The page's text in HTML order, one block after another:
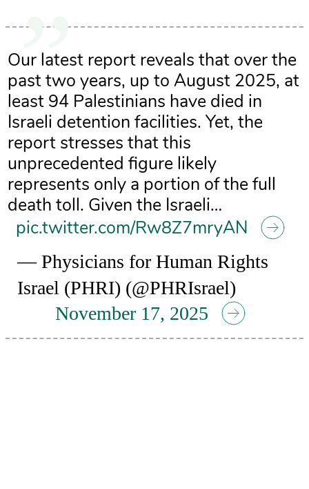
Our latest report reveals that over the
past two years, up to August 2025, at
least 94 Palestinians have died in
Israeli detention facilities. Yet, the
report stresses that this
unprecedented figure likely
represents only a portion of the full
death toll. Given the Israeli…
pic.twitter.com/Rw8Z7mryAN
— Physicians for Human Rights
Israel (PHRI) (@PHRIsrael)
November 17, 2025